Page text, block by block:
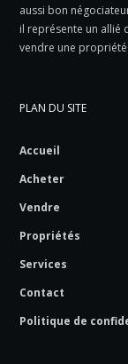
aussi bon
il représente un allié
vendre une propriété.
PLAN DU SITE
Accueil
Acheter
Vendre
Propriétés
Services
Contact
Politique de